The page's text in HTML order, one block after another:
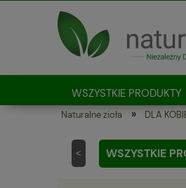
WSZYSTKIE PRODUKTY
Jak kupować?
Naturalne zioła » DLA
WSZYSTKIE
<